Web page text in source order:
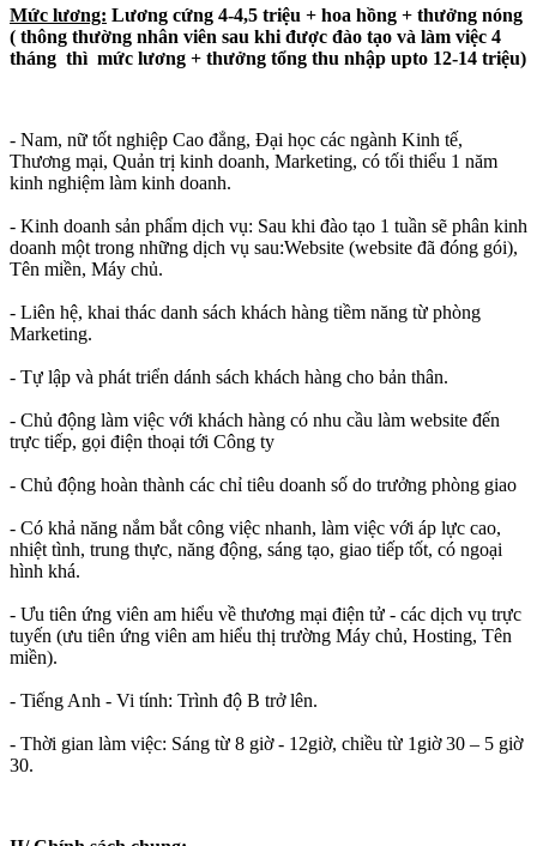
Mức lương: Lương cứng 4-4,5 triệu + hoa hồng + thưởng nóng
( thông thường nhân viên sau khi được đào tạo và làm việc 4
tháng thì mức lương + thưởng tổng thu nhập upto 12-14 triệu)
- Nam, nữ tốt nghiệp Cao đẳng, Đại học các ngành Kinh tế,
Thương mại, Quản trị kinh doanh, Marketing, có tối thiểu 1 năm
kinh nghiệm làm kinh doanh.
- Kinh doanh sản phẩm dịch vụ: Sau khi đào tạo 1 tuần sẽ phân kinh
doanh một trong những dịch vụ sau:Website (website đã đóng gói),
Tên miền, Máy chủ.
- Liên hệ, khai thác danh sách khách hàng tiềm năng từ phòng
Marketing.
- Tự lập và phát triển dánh sách khách hàng cho bản thân.
- Chủ động làm việc với khách hàng có nhu cầu làm website đến
trực tiếp, gọi điện thoại tới Công ty
- Chủ động hoàn thành các chỉ tiêu doanh số do trưởng phòng giao
- Có khả năng nắm bắt công việc nhanh, làm việc với áp lực cao,
nhiệt tình, trung thực, năng động, sáng tạo, giao tiếp tốt, có ngoại
hình khá.
- Ưu tiên ứng viên am hiểu về thương mại điện tử - các dịch vụ trực
tuyến (ưu tiên ứng viên am hiểu thị trường Máy chủ, Hosting, Tên
miền).
- Tiếng Anh - Vi tính: Trình độ B trở lên.
- Thời gian làm việc: Sáng từ 8 giờ - 12giờ, chiều từ 1giờ 30 – 5 giờ
30.